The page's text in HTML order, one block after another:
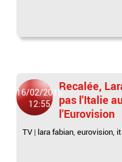
16/02/2015
12:55
Recalée,
pas l'Italie
l'Eurovision
TV | lara fabian,eurovision,